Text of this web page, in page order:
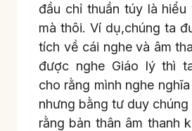
đầu chỉ thuần túy là
mà thôi. Ví dụ,chúng ta
tích về cái nghe và âm
được nghe Giáo lý thì
cho rằng mình nghe
nhưng bằng tư duy
rằng bản thân âm thanh